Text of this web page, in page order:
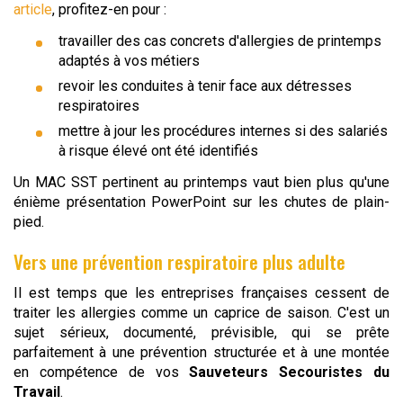
article, profitez-en pour :
travailler des cas concrets d'allergies de printemps
adaptés à vos métiers
revoir les conduites à tenir face aux détresses
respiratoires
mettre à jour les procédures internes si des salariés
à risque élevé ont été identifiés
Un MAC SST pertinent au printemps vaut bien plus qu'une
énième présentation PowerPoint sur les chutes de plain-
pied.
Vers une prévention respiratoire plus adulte
Il est temps que les entreprises françaises cessent de
traiter les allergies comme un caprice de saison. C'est un
sujet sérieux, documenté, prévisible, qui se prête
parfaitement à une prévention structurée et à une montée
en compétence de vosSauveteurs Secouristes du
Travail.